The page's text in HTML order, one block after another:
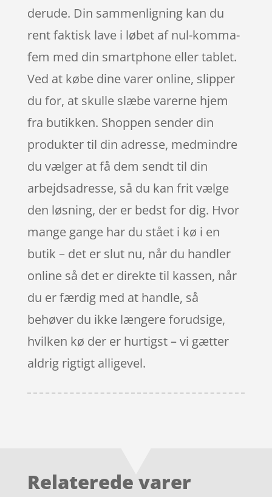
derude. Din sammenligning kan du
rent faktisk lave i løbet af nul-komma-
fem med din smartphone eller tablet.
Ved at købe dine varer online, slipper
du for, at skulle slæbe varerne hjem
fra butikken. Shoppen sender din
produkter til din adresse, medmindre
du vælger at få dem sendt til din
arbejdsadresse, så du kan frit vælge
den løsning, der er bedst for dig. Hvor
mange gange har du stået i kø i en
butik – det er slut nu, når du handler
online så det er direkte til kassen, når
du er færdig med at handle, så
behøver du ikke længere forudsige,
hvilken kø der er hurtigst – vi gætter
aldrig rigtigt alligevel.
Relaterede varer